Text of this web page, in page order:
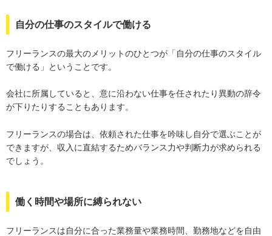
自分の仕事のスタイルで働ける
フリーランスの最大のメリットのひとつが「自分の仕事のスタイル
で働ける」ということです。
会社に所属していると、意に沿わない仕事を任されたり異動の辞令
が下りたりすることもあります。
フリーランスの場合は、依頼された仕事を吟味し自分で選ぶことが
できますが、収入に直結するためバランス力や判断力が求められる
でしょう。
働く時間や場所に縛られない
フリーランスは自分に合った業務量や業務時間、勤務地などを自由